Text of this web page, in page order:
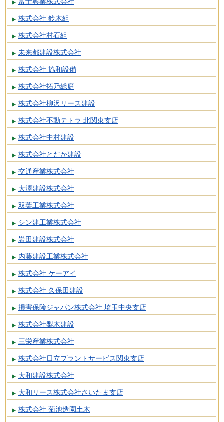
株式会社 鈴木組
株式会社村石組
未来都建設株式会社
株式会社 協和設備
株式会社拓乃総庭
株式会社柳沢リース建設
株式会社不動テトラ 北関東支店
株式会社中村建設
株式会社とだか建設
交通産業株式会社
大澤建設株式会社
双葉工業株式会社
シン建工業株式会社
岩田建設株式会社
内藤建設工業株式会社
株式会社 ケーアイ
株式会社 久保田建設
損害保険ジャパン株式会社 埼玉中央支店
株式会社梨木建設
三栄産業株式会社
株式会社日立プラントサービス関東支店
大和建設株式会社
大和リース株式会社さいたま支店
株式会社 菊池造園土木